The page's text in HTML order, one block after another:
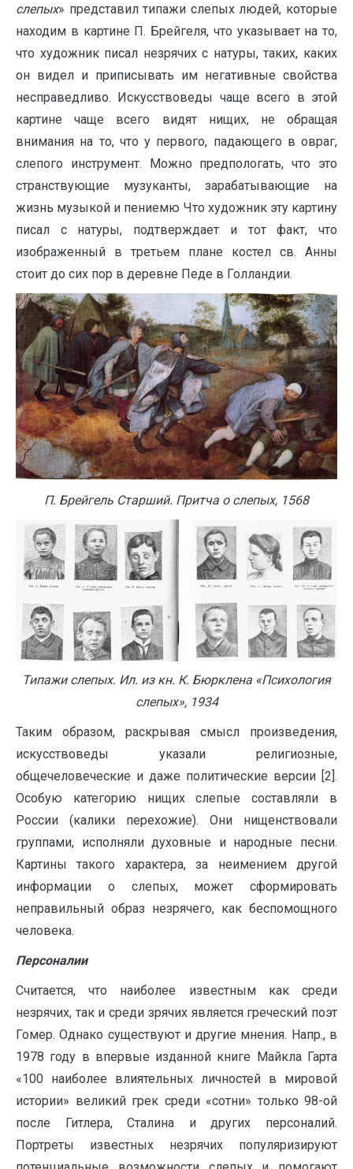
слепых» представил типажи слепых людей, которые
находим в картине П. Брейгеля, что указывает на то,
что художник писал незрячих с натуры, таких, каких
он видел и приписывать им негативные свойства
несправедливо. Искусствоведы чаще всего в этой
картине чаще всего видят нищих, не обращая
внимания на то, что у первого, падающего в овраг,
слепого инструмент. Можно предпологать, что это
странствующие музуканты, зарабатывающие на
жизнь музыкой и пениемю Что художник эту картину
писал с натуры, подтверждает и тот факт, что
изображенный в третьем плане костел св. Анны
стоит до сих пор в деревне Педе в Голландии.
П. Брейгель Старший. Притча о слепых, 1568
Типажи слепых. Ил. из кн. К. Бюрклена «Психология
слепых», 1934
Таким образом, раскрывая смысл произведения,
искусствоведы указали религиозные,
общечеловеческие и даже политические версии [2].
Особую категорию нищих слепые составляли в
России (калики перехожие). Они нищенствовали
группами, исполняли духовные и народные песни.
Картины такого характера, за неимением другой
информации о слепых, может сформировать
неправильный образ незрячего, как беспомощного
человека.
Персоналии
Считается, что наиболее известным как среди
незрячих, так и среди зрячих является греческий поэт
Гомер. Однако существуют и другие мнения. Напр., в
1978 году в впервые изданной книге Майкла Гарта
«100 наиболее влиятельных личностей в мировой
истории» великий грек среди «сотни» только 98-ой
после Гитлера, Сталина и других персоналий.
Портреты известных незрячих популяризируют